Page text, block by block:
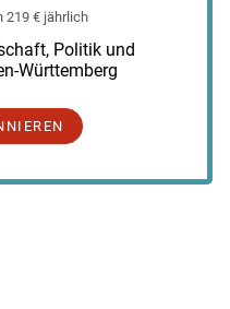
219 € jährlich
Politik und
Württemberg